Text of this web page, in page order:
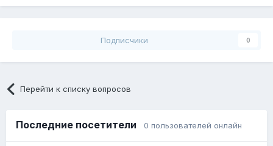
Подписчики 0
Перейти к списку вопросов
Последние посетители 0 пользователей онлайн